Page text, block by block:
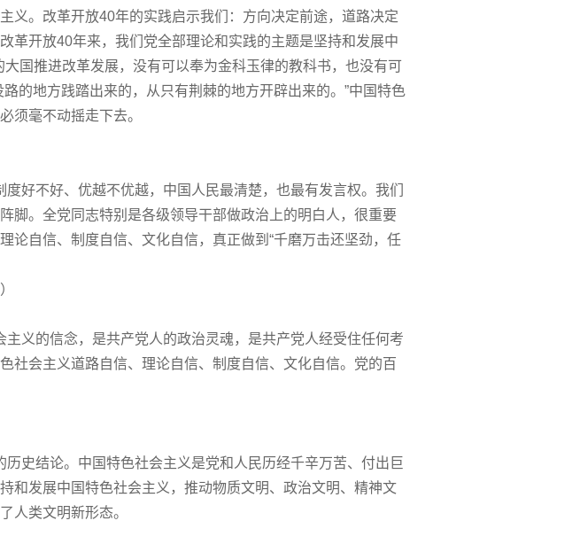
。改革开放40年的实践启示我们：方向决定前途，道路决定
革开放40年来，我们党全部理论和实践的主题是坚持和发展中
国推进改革发展，没有可以奉为金科玉律的教科书，也没有可
的地方践踏出来的，从只有荆棘的地方开辟出来的。”中国特色
须毫不动摇走下去。
不好、优越不优越，中国人民最清楚，也最有发言权。我们
脚。全党同志特别是各级领导干部做政治上的明白人，很重要
论自信、制度自信、文化自信，真正做到“千磨万击还坚劲，任
义的信念，是共产党人的政治灵魂，是共产党人经受住任何考
社会主义道路自信、理论自信、制度自信、文化自信。党的百
史结论。中国特色社会主义是党和人民历经千辛万苦、付出巨
和发展中国特色社会主义，推动物质文明、政治文明、精神文
人类文明新形态。